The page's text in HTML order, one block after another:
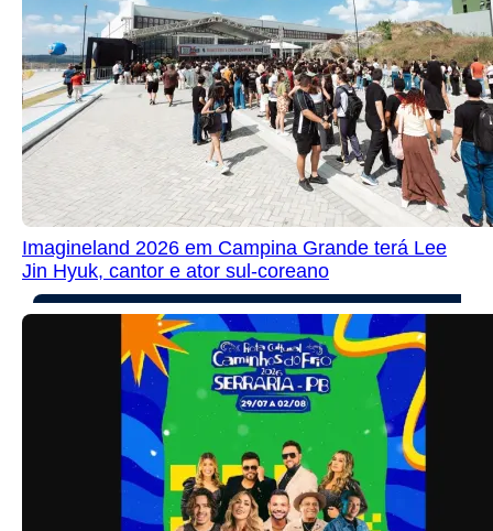
Imagineland 2026 em Campina Grande terá Lee
Jin Hyuk, cantor e ator sul-coreano